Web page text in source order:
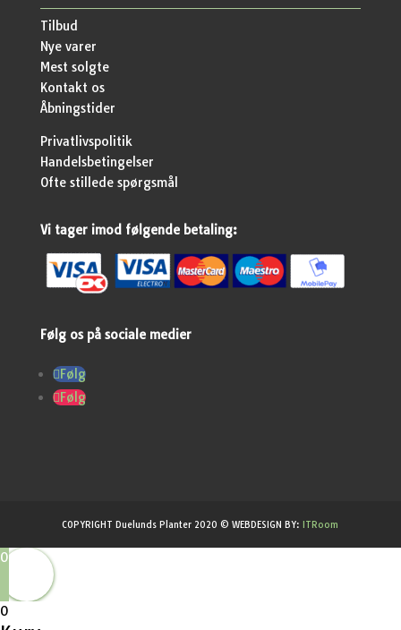
Tilbud
Nye varer
Mest solgte
Kontakt os
Åbningstider
Privatlivspolitik
Handelsbetingelser
Ofte stillede spørgsmål
Vi tager imod følgende betaling:
Følg os på sociale medier
Følg
Følg
COPYRIGHT Duelunds Planter 2020 © WEBDESIGN BY: ITRoom
0
0